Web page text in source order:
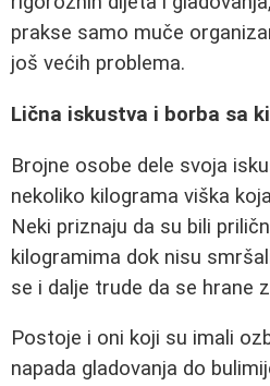
prakse samo muče
još većih problema.
Lična iskustva i borba sa
Brojne osobe dele svoja
nekoliko kilograma viška
Neki priznaju da su bili
kilogramima dok nisu
se i dalje trude da se hrane
Postoje i oni koji su imali
napada gladovanja do